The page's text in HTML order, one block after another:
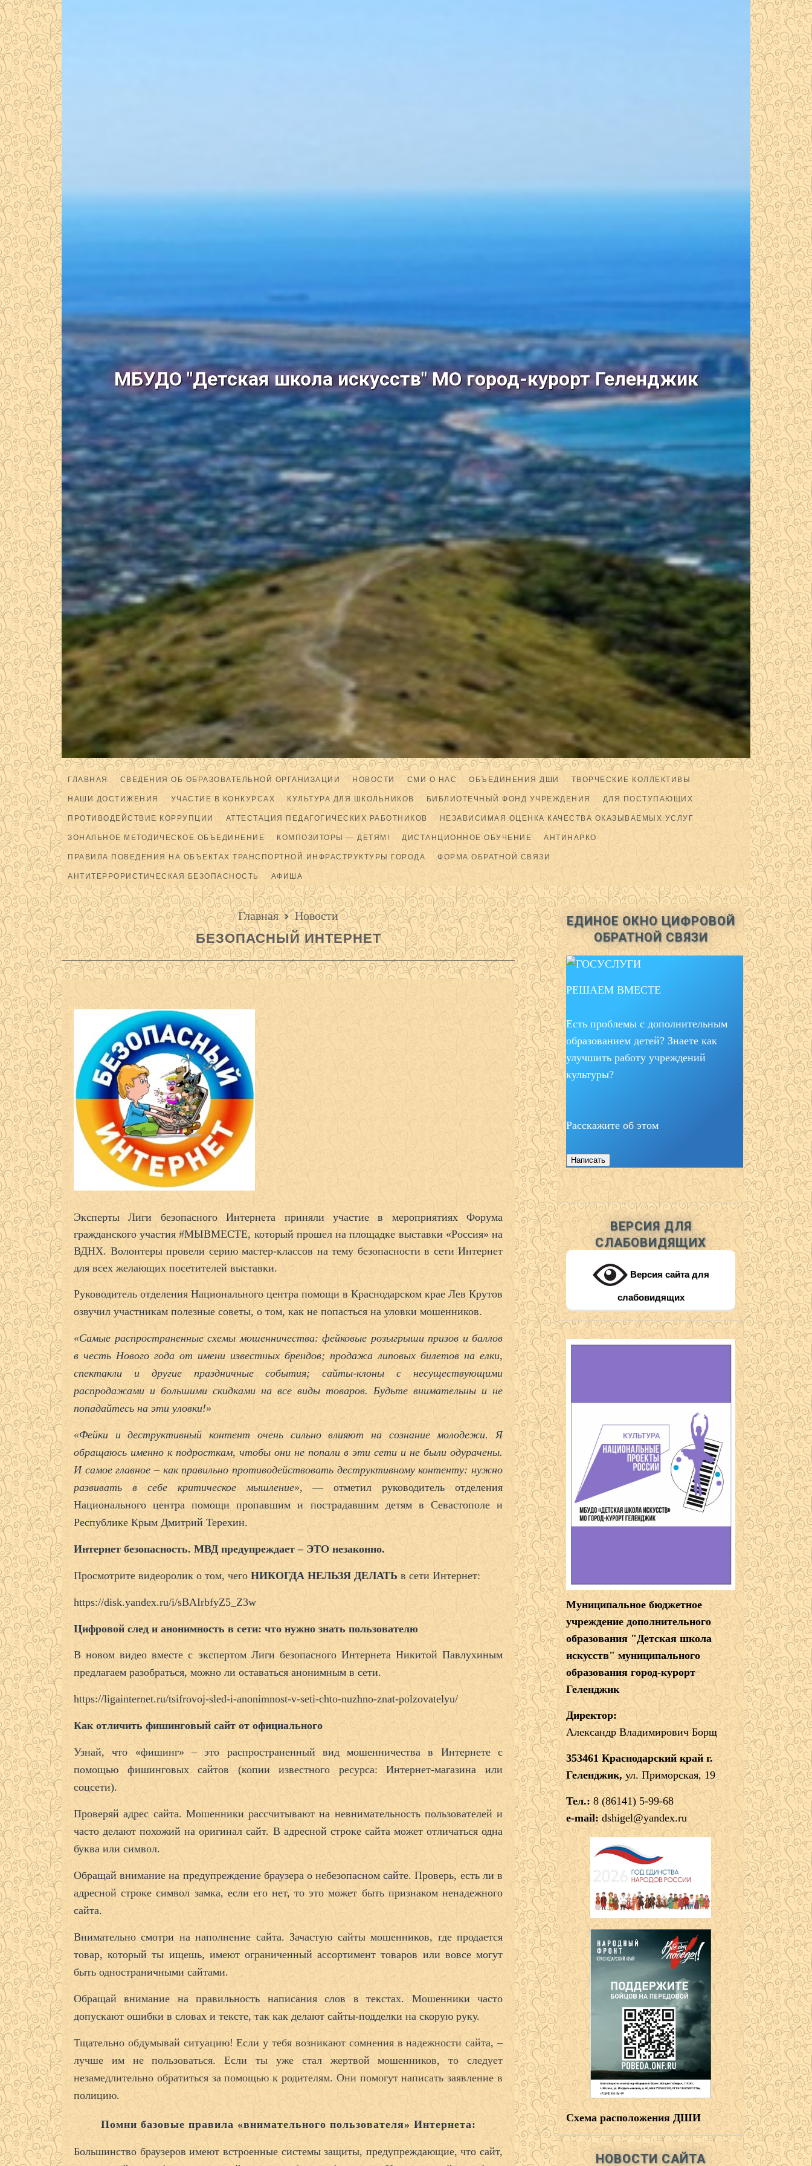
МБУДО "Детская школа искусств" МО город-курорт Геленджик
ГЛАВНАЯ СВЕДЕНИЯ ОБ ОБРАЗОВАТЕЛЬНОЙ ОРГАНИЗАЦИИ НОВОСТИ СМИ О НАС ОБЪЕДИНЕНИЯ ДШИ ТВОРЧЕСКИЕ КОЛЛЕКТИВЫ
НАШИ ДОСТИЖЕНИЯ УЧАСТИЕ В КОНКУРСАХ КУЛЬТУРА ДЛЯ ШКОЛЬНИКОВ БИБЛИОТЕЧНЫЙ ФОНД УЧРЕЖДЕНИЯ ДЛЯ ПОСТУПАЮЩИХ
ПРОТИВОДЕЙСТВИЕ КОРРУПЦИИ АТТЕСТАЦИЯ ПЕДАГОГИЧЕСКИХ РАБОТНИКОВ НЕЗАВИСИМАЯ ОЦЕНКА КАЧЕСТВА ОКАЗЫВАЕМЫХ УСЛУГ
ЗОНАЛЬНОЕ МЕТОДИЧЕСКОЕ ОБЪЕДИНЕНИЕ КОМПОЗИТОРЫ — ДЕТЯМ! ДИСТАНЦИОННОЕ ОБУЧЕНИЕ АНТИНАРКО
ПРАВИЛА ПОВЕДЕНИЯ НА ОБЪЕКТАХ ТРАНСПОРТНОЙ ИНФРАСТРУКТУРЫ ГОРОДА ФОРМА ОБРАТНОЙ СВЯЗИ
АНТИТЕРРОРИСТИЧЕСКАЯ БЕЗОПАСНОСТЬ АФИША
Главная Новости
БЕЗОПАСНЫЙ ИНТЕРНЕТ
Эксперты Лиги безопасного Интернета приняли участие в мероприятиях Форума
гражданского участия #МЫВМЕСТЕ, который прошел на площадке выставки «Россия» на
ВДНХ. Волонтеры провели серию мастер-классов на тему безопасности в сети Интернет
для всех желающих посетителей выставки.
Руководитель отделения Национального центра помощи в Краснодарском крае Лев Крутов
озвучил участникам полезные советы, о том, как не попасться на уловки мошенников.
«Самые распространенные схемы мошенничества: фейковые розыгрыши призов и баллов
в честь Нового года от имени известных брендов; продажа липовых билетов на елки,
спектакли и другие праздничные события; сайты-клоны с несуществующими
распродажами и большими скидками на все виды товаров. Будьте внимательны и не
попадайтесь на эти уловки!»
«Фейки и деструктивный контент очень сильно влияют на сознание молодежи. Я
обращаюсь именно к подросткам, чтобы они не попали в эти сети и не были одурачены.
И самое главное – как правильно противодействовать деструктивному контенту: нужно
развивать в себе критическое мышление», — отметил руководитель отделения
Национального центра помощи пропавшим и пострадавшим детям в Севастополе и
Республике Крым Дмитрий Терехин.
Интернет безопасность. МВД предупреждает – ЭТО незаконно.
Просмотрите видеоролик о том, чего НИКОГДА НЕЛЬЗЯ ДЕЛАТЬ в сети Интернет:
https://disk.yandex.ru/i/sBAIrbfyZ5_Z3w
Цифровой след и анонимность в сети: что нужно знать пользователю
В новом видео вместе с экспертом Лиги безопасного Интернета Никитой Павлухиным
предлагаем разобраться, можно ли оставаться анонимным в сети.
https://ligainternet.ru/tsifrovoj-sled-i-anonimnost-v-seti-chto-nuzhno-znat-polzovatelyu/
Как отличить фишинговый сайт от официального
Узнай, что «фишинг» – это распространенный вид мошенничества в Интернете с
помощью фишинговых сайтов (копии известного ресурса: Интернет-магазина или
соцсети).
Проверяй адрес сайта. Мошенники рассчитывают на невнимательность пользователей и
часто делают похожий на оригинал сайт. В адресной строке сайта может отличаться одна
буква или символ.
Обращай внимание на предупреждение браузера о небезопасном сайте. Проверь, есть ли в
адресной строке символ замка, если его нет, то это может быть признаком ненадежного
сайта.
Внимательно смотри на наполнение сайта. Зачастую сайты мошенников, где продается
товар, который ты ищешь, имеют ограниченный ассортимент товаров или вовсе могут
быть одностраничными сайтами.
Обращай внимание на правильность написания слов в текстах. Мошенники часто
допускают ошибки в словах и тексте, так как делают сайты-подделки на скорую руку.
Тщательно обдумывай ситуацию! Если у тебя возникают сомнения в надежности сайта, –
лучше им не пользоваться. Если ты уже стал жертвой мошенников, то следует
незамедлительно обратиться за помощью к родителям. Они помогут написать заявление в
полицию.
Помни базовые правила «внимательного пользователя» Интернета:
Большинство браузеров имеют встроенные системы защиты, предупреждающие, что сайт,
ЕДИНОЕ ОКНО ЦИФРОВОЙ
ОБРАТНОЙ СВЯЗИ
РЕШАЕМ ВМЕСТЕ
Есть проблемы с дополнительным
образованием детей? Знаете как
улучшить работу учреждений
культуры?
Расскажите об этом
Написать
ВЕРСИЯ ДЛЯ
СЛАБОВИДЯЩИХ
Версия сайта для
слабовидящих
Муниципальное бюджетное
учреждение дополнительного
образования "Детская школа
искусств" муниципального
образования город-курорт
Геленджик
Директор:
Александр Владимирович Борщ
353461 Краснодарский край г.
Геленджик, ул. Приморская, 19
Тел.: 8 (86141) 5-99-68
e-mail: dshigel@yandex.ru
Схема расположения ДШИ
НОВОСТИ САЙТА